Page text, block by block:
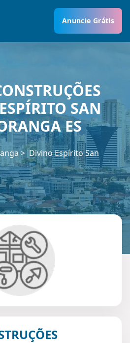
Anuncie Grátis
SAN
ES
Divino Espírito San